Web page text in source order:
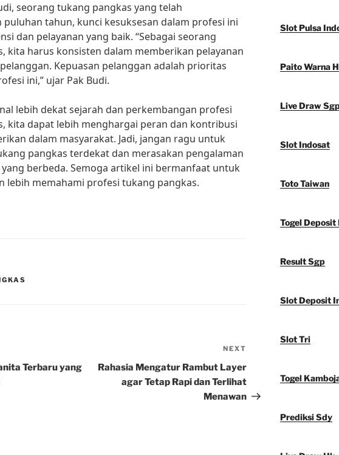
seorang tukang pangkas yang telah
puluhan tahun, kunci kesuksesan dalam profesi ini
dan pelayanan yang baik. “Sebagai seorang
kita harus konsisten dalam memberikan pelayanan
Kepuasan pelanggan adalah prioritas
ini,” ujar Pak Budi.
lebih dekat sejarah dan perkembangan profesi
kita dapat lebih menghargai peran dan kontribusi
dalam masyarakat. Jadi, jangan ragu untuk
pangkas terdekat dan merasakan pengalaman
berbeda. Semoga artikel ini bermanfaat untuk
lebih memahami profesi tukang pangkas.
Terbaru yang
Post
NEXT
Rahasia Mengatur Rambut Layer
agar Tetap Rapi dan Terlihat
Menawan
Slot Pulsa
Paito Warna
Live Draw
Slot Indosat
Toto Taiwan
Togel Deposit
Result Sgp
Slot Deposit
Slot Tri
Togel
Prediksi Sdy